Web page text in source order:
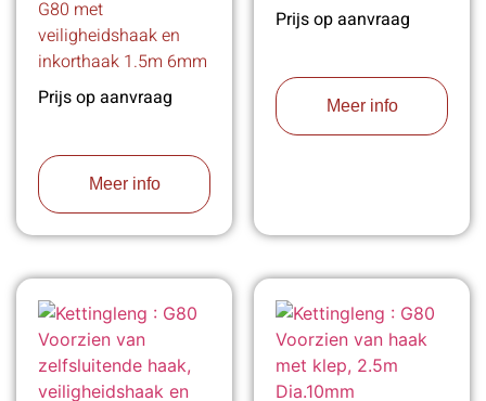
G80 met
veiligheidshaak en
inkorthaak 1.5m 6mm
Prijs op aanvraag
Meer info
Prijs op aanvraag
Meer info